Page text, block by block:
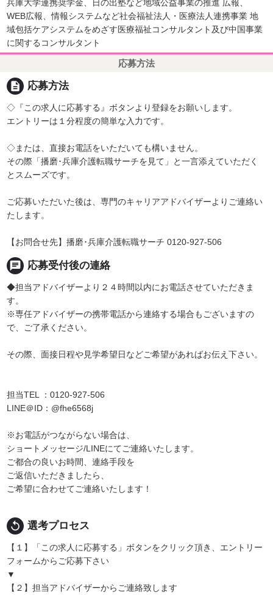
兵庫大学連携奨学金、日の出塾など地域公益事業の推進 広報、
WEB広報、情報システムなど社会福祉法人・医療法人連携事業 地
域包括ケアシステムをめざす医療福祉コンサルタント及び中国事業
に関するコンサルタント
応募方法
description 応募方法
◇『この求人に応募する』ボタンより登録をお願いします。
エントリーは１分程度の簡単な入力です。
◇または、直接お電話をいただいても構いません。
その際「播磨･兵庫介護転職サーチを見て」と一言添えていただく
とスムーズです。
ご応募いただいた後は、専門のキャリアアドバイザーよりご連絡い
たします。
【お問合せ先】播磨･兵庫介護転職サーチ 0120-927-506
chat 応募受付後の連絡
◆担当アドバイザーより２４時間以内にお電話させていただきま
す。
※専任アドバイザーの携帯電話から連絡する場合もございますの
で、ご了承ください。
その際、面接日程や見学希望日などご希望があればお伝え下さい。
担当TEL ：0120-927-506
LINE＠ID：@fhe6568j
※お電話がつながらない場合は、
ショートメッセージ/LINEにてご連絡いたします。
ご都合の良いお時間、連絡手段を
ご返信いただきましたら、
ご希望に合わせてご連絡いたします！
replay 選考プロセス
【１】「この求人に応募する」ボタンをクリック頂き、エントリー
フォームからご応募下さい
▼
【２】担当アドバイザーからご連絡致します